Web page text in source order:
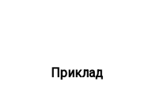
Приклад